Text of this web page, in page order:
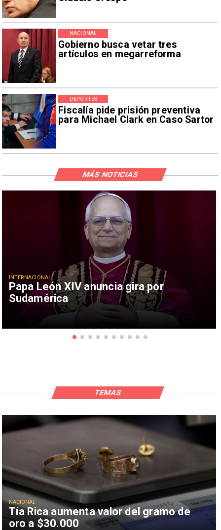
Gobierno busca vetar tres
artículos en megarreforma
NACIONAL
Fiscalía pide prisión preventiva
para Michael Clark en Caso Sartor
DEPORTES
Papa León XIV anuncia gira por
Sudamérica
INTERNACIONAL
MÁS NOTICIAS
Tía Rica aumenta valor del gramo de
oro a $30.000
NACIONAL
TEMAS